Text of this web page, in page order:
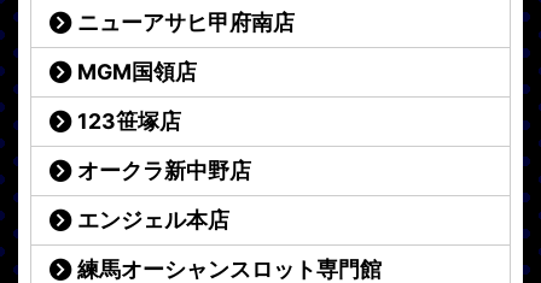
ニューアサヒ甲府南店
MGM国領店
123笹塚店
オークラ新中野店
エンジェル本店
練馬オーシャンスロット専門館